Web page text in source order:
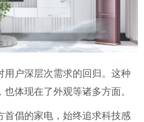
户深层次需求的回归。这种
体现在了外观等诸多方面。
首倡的家电，始终追求科技感